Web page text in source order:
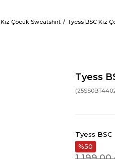
Kız Çocuk Sweatshirt Tyess BSC Kız
Tyess
Tyess BSC
50